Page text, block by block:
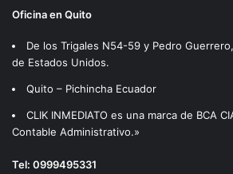
Oficina en Quito
De los Trigales N54-59 y Pedro
de Estados Unidos.
Quito – Pichincha Ecuador
CLIK INMEDIATO es una marca de BCA
Contable Administrativo.»
Tel: 0999495331